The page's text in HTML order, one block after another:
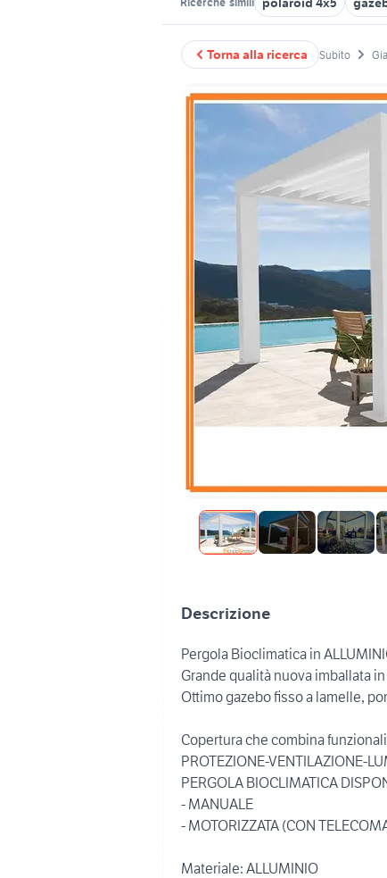
Torna alla ricerca Subito
Descrizione
Pergola Bioclimatica in
Grande qualità nuova imballata
Ottimo gazebo fisso a lamelle,
Copertura che combina
PROTEZIONE-VENTILAZIONE-
PERGOLA BIOCLIMATICA
- MANUALE
- MOTORIZZATA (CON
Materiale: ALLUMINIO